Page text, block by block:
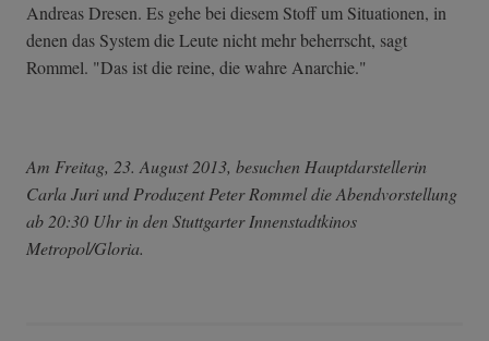
Andreas Dresen. Es gehe bei diesem Stoff um Situationen, in
denen das System die Leute nicht mehr beherrscht, sagt
Rommel. "Das ist die reine, die wahre Anarchie."
Am Freitag, 23. August 2013, besuchen Hauptdarstellerin
Carla Juri und Produzent Peter Rommel die Abendvorstellung
ab 20:30 Uhr in den Stuttgarter Innenstadtkinos
Metropol/Gloria.